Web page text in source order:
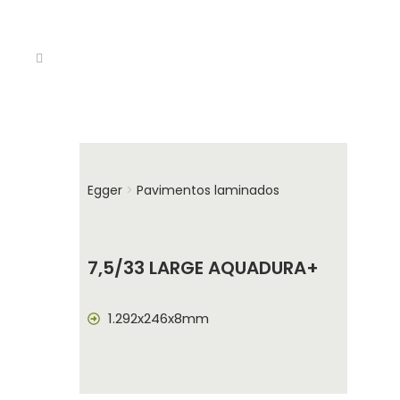
Egger > Pavimentos laminados
7,5/33 LARGE AQUADURA+
1.292x246x8mm